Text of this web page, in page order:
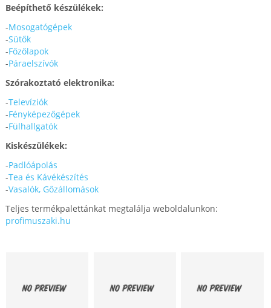
Beépíthető készülékek:
-Mosogatógépek
-Sütők
-Főzőlapok
-Páraelszívók
Szórakoztató elektronika:
-Televíziók
-Fényképezőgépek
-Fülhallgatók
Kiskészülékek:
-Padlóápolás
-Tea és Kávékészítés
-Vasalók, Gőzállomások
Teljes termékpalettánkat megtalálja weboldalunkon:
profimuszaki.hu